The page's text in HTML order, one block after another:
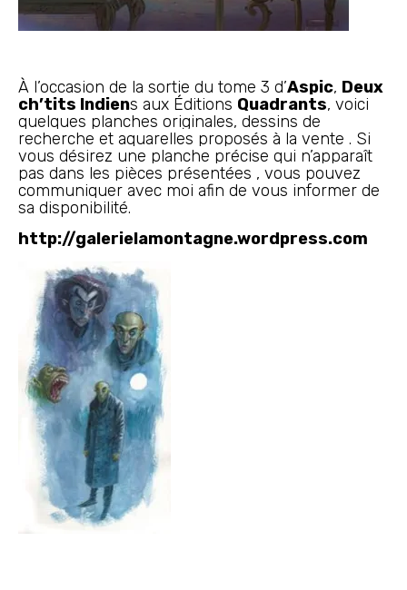
À l’occasion de la sortie du tome 3 d’Aspic, Deux
ch’tits Indiens aux Éditions Quadrants, voici
quelques planches originales, dessins de
recherche et aquarelles proposés à la vente . Si
vous désirez une planche précise qui n’apparaît
pas dans les pièces présentées , vous pouvez
communiquer avec moi afin de vous informer de
sa disponibilité.
http://galerielamontagne.wordpress.com